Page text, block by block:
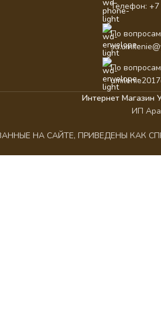
Телефон:
По
По
Интернет Магазин
ИП
НА САЙТЕ, ПРИВЕДЕНЫ КАК